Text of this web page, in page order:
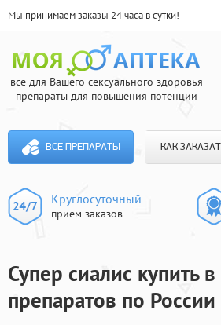
Мы принимаем заказы 24 часа в сутки!
все для Вашего сексуального здоровья
препараты для повышения потенции
ВСЕ ПРЕПАРАТЫ КАК
Круглосуточный
прием заказов
Супер сиалис купить
препаратов по России